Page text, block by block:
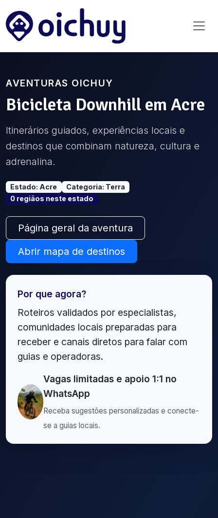
AVENTURAS OICHUY
Bicicleta Downhill em Acre
Itinerários guiados, experiências locais e
destinos que combinam natureza, cultura e
adrenalina.
Estado: Acre Categoria: Terra
0 regiãos neste estado
Página geral da aventura
Abrir mapa de destinos
Por que agora?
Roteiros validados por especialistas,
comunidades locais preparadas para
receber e canais diretos para falar com
guias e operadoras.
Vagas limitadas e apoio 1:1 no
WhatsApp
Receba sugestões personalizadas e conecte-
se a guias locais.